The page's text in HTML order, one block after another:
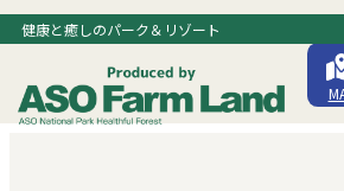
健康と癒しのパーク＆リゾート